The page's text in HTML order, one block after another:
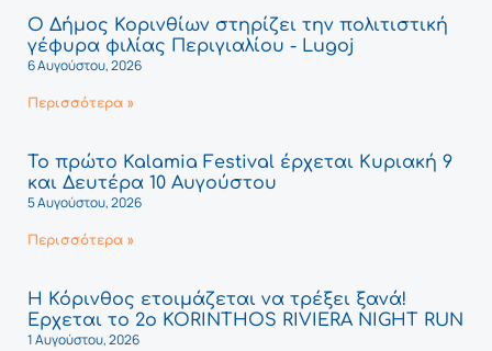
Ο Δήμος Κορινθίων στηρίζει την πολιτιστική
γέφυρα φιλίας Περιγιαλίου - Lugoj
6 Αυγούστου, 2026
Περισσότερα »
Το πρώτο Kalamia Festival έρχεται Κυριακή 9
και Δευτέρα 10 Αυγούστου
5 Αυγούστου, 2026
Περισσότερα »
Η Κόρινθος ετοιμάζεται να τρέξει ξανά!
Έρχεται το 2ο KORINTHOS RIVIERA NIGHT RUN
1 Αυγούστου, 2026